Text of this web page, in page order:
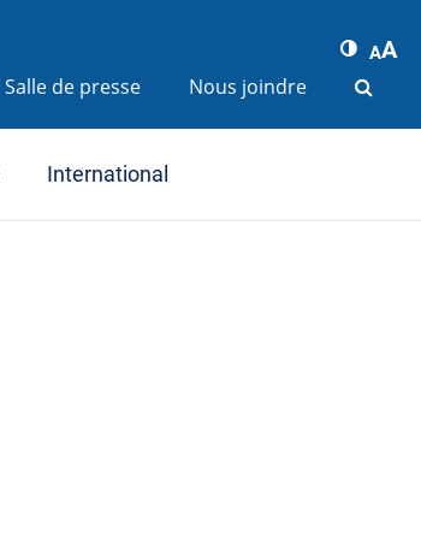
AA
Salle de presse Nous joindre
International